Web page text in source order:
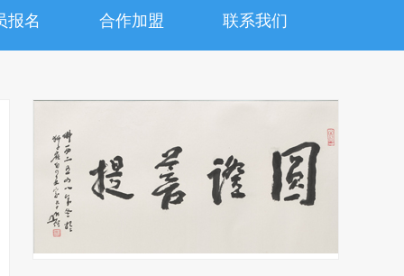
报名 合作加盟 联系我们